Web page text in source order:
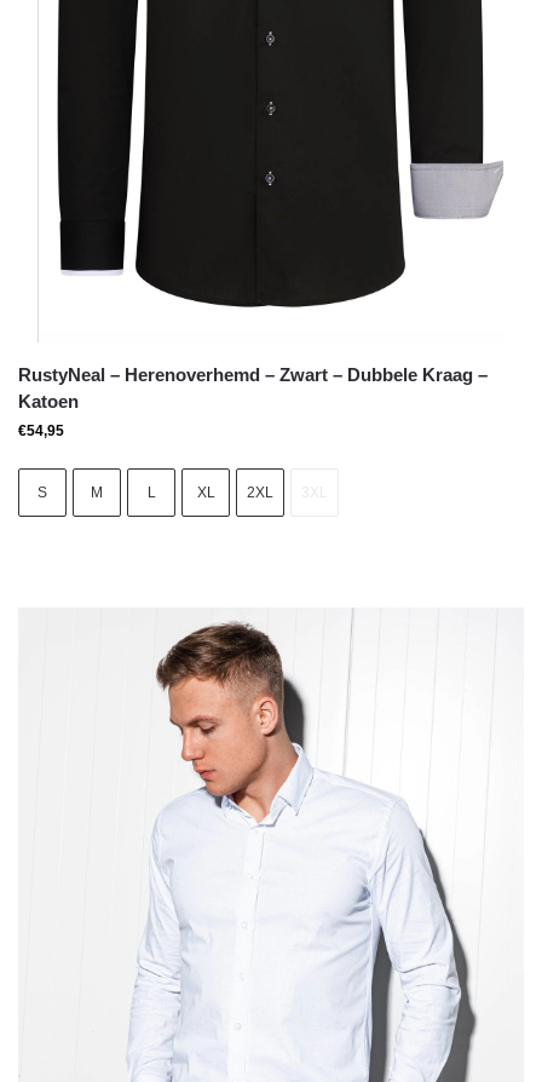
RustyNeal – Herenoverhemd – Zwart – Dubbele Kraag –
Katoen
€54,95
S M L XL 2XL